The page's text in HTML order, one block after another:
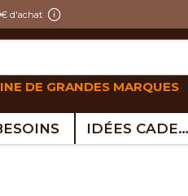
d'achat
DE GRANDES MARQUES
IDÉES CADEAUX